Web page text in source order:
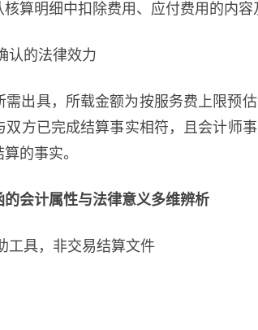
算明细中扣除费用、应付费用的内
认的法律效力
出具，所载金额为按服务费上限预
方已完成结算事实相符，且会计师
的事实。
会计属性与法律意义多维辨析
工具，非交易结算文件